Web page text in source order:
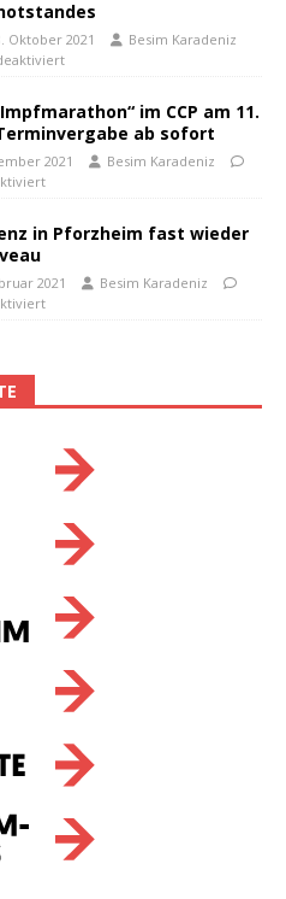
Oktober 2021
Besim Karadeniz
im CCP am 11.
ab sofort
2021
Besim Karadeniz
in Pforzheim fast wieder
2021
Besim Karadeniz